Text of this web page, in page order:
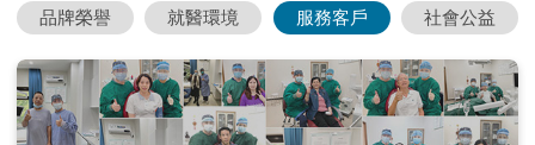
品牌榮譽 就醫環境 服務客戶 社會公益